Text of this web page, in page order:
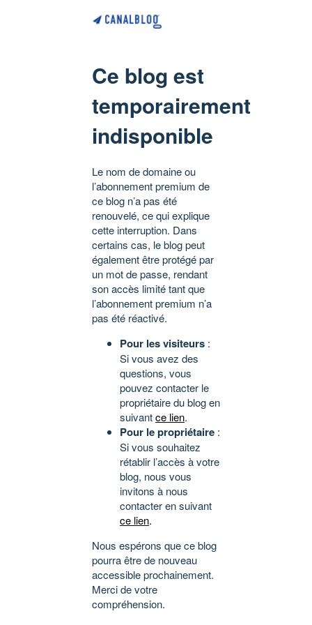
Ce blog est
temporairement
indisponible
Le nom de domaine ou
l’abonnement premium de
ce blog n’a pas été
renouvelé, ce qui explique
cette interruption. Dans
certains cas, le blog peut
également être protégé par
un mot de passe, rendant
son accès limité tant que
l’abonnement premium n’a
pas été réactivé.
Pour les visiteurs :
Si vous avez des
questions, vous
pouvez contacter le
propriétaire du blog en
suivantce lien.
Pour le propriétaire :
Si vous souhaitez
rétablir l’accès à votre
blog, nous vous
invitons à nous
contacter en suivant
ce lien.
Nous espérons que ce blog
pourra être de nouveau
accessible prochainement.
Merci de votre
compréhension.